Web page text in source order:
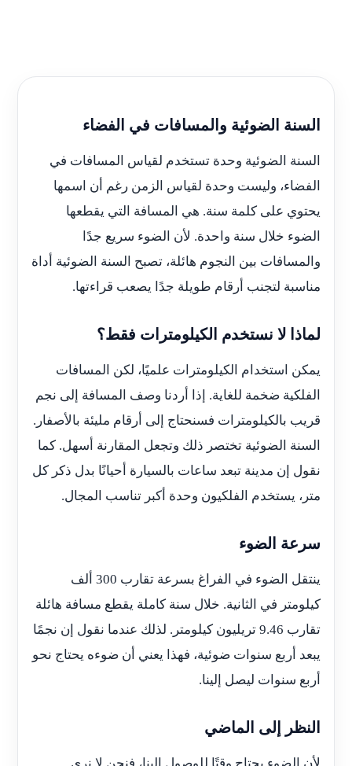
السنة الضوئية والمسافات في الفضاء
السنة الضوئية وحدة تستخدم لقياس المسافات في
الفضاء، وليست وحدة لقياس الزمن رغم أن اسمها
يحتوي على كلمة سنة. هي المسافة التي يقطعها
الضوء خلال سنة واحدة. لأن الضوء سريع جدًا
والمسافات بين النجوم هائلة، تصبح السنة الضوئية أداة
مناسبة لتجنب أرقام طويلة جدًا يصعب قراءتها.
لماذا لا نستخدم الكيلومترات فقط؟
يمكن استخدام الكيلومترات علميًا، لكن المسافات
الفلكية ضخمة للغاية. إذا أردنا وصف المسافة إلى نجم
قريب بالكيلومترات فسنحتاج إلى أرقام مليئة بالأصفار.
السنة الضوئية تختصر ذلك وتجعل المقارنة أسهل. كما
نقول إن مدينة تبعد ساعات بالسيارة أحيانًا بدل ذكر كل
متر، يستخدم الفلكيون وحدة أكبر تناسب المجال.
سرعة الضوء
ينتقل الضوء في الفراغ بسرعة تقارب 300 ألف
كيلومتر في الثانية. خلال سنة كاملة يقطع مسافة هائلة
تقارب 9.46 تريليون كيلومتر. لذلك عندما نقول إن نجمًا
يبعد أربع سنوات ضوئية، فهذا يعني أن ضوءه يحتاج نحو
أربع سنوات ليصل إلينا.
النظر إلى الماضي